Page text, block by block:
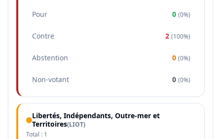
Pour 0 (0%)
Contre 2 (100%)
Abstention 0 (0%)
Non-votant 0 (0%)
Libertés, Indépendants, Outre-mer et
Territoires(LIOT)
Total : 1